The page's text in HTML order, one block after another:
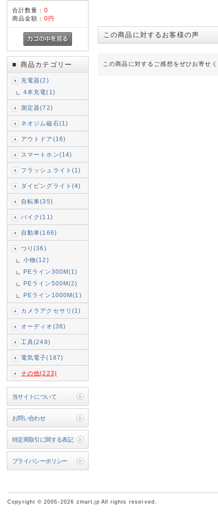
合計数量： 0
商品金額： 0円
■ 商品カテゴリー
充電器(2)
4本充電(1)
測定器(72)
ネオジム磁石(1)
アウトドア(16)
スマートホン(14)
フラッシュライト(1)
ダイビングライト(4)
自転車(35)
バイク(11)
自動車(166)
つり(36)
小物(12)
PEライン300M(1)
PEライン500M(2)
PEライン1000M(1)
カメラアクセサリ(1)
オーディオ(36)
工具(248)
電気電子(187)
その他(223)
当サイトについて
お問い合わせ
特定商取引に関する表記
プライバシーポリシー
この商品に対するお客様の声
この商品に対するご感想をぜひお寄せ
Copyright © 2005-2026 zmart.jp All rights reserved.